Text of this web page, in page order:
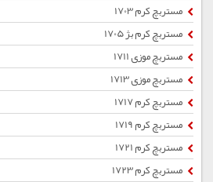
مستربچ کرم 1703
مستربچ کرم بژ 1705
مستربچ موزی 1711
مستربچ موزی 1713
مستربچ کرم 1717
مستربچ کرم 1719
مستربچ کرم 1721
مستربچ کرم 1723